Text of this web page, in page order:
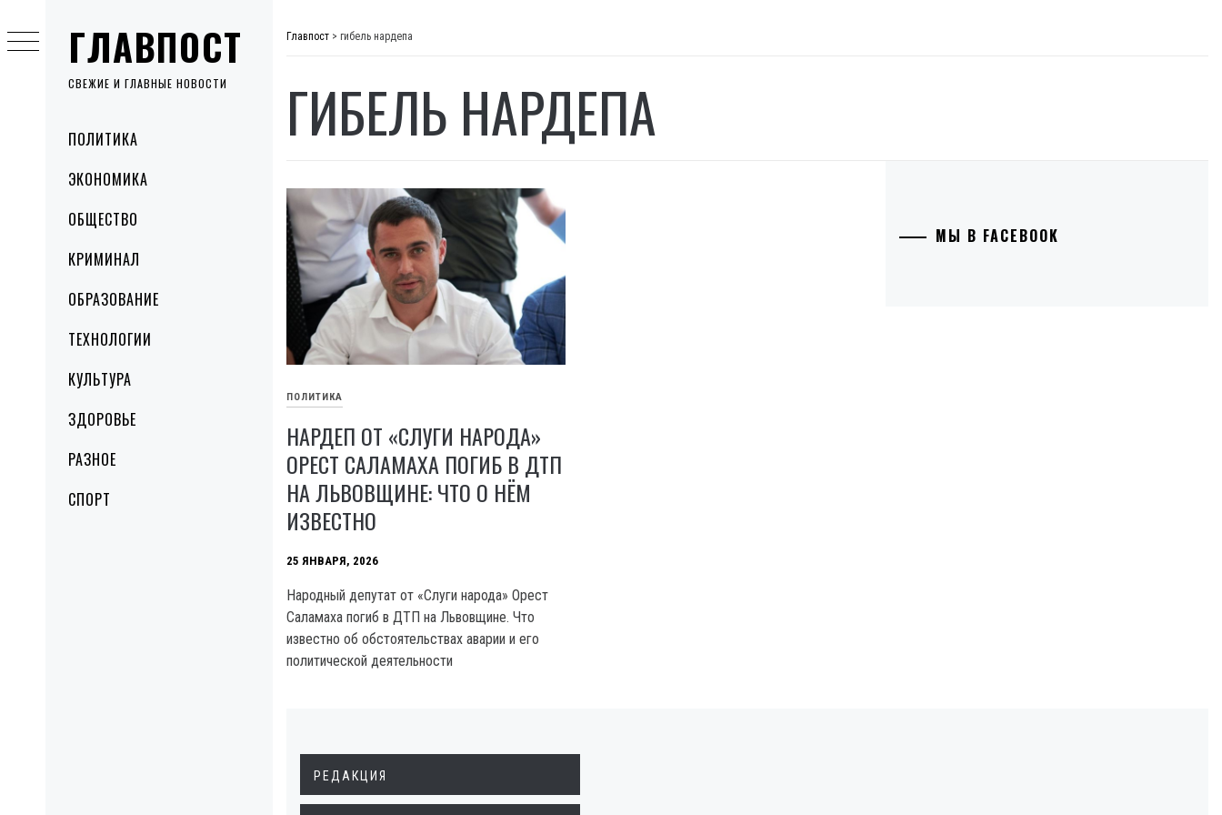
ГЛАВПОСТ
СВЕЖИЕ И ГЛАВНЫЕ НОВОСТИ
MenuПОЛИТИКА
ЭКОНОМИКА
ОБЩЕСТВО
КРИМИНАЛ
ОБРАЗОВАНИЕ
ТЕХНОЛОГИИ
КУЛЬТУРА
ЗДОРОВЬЕ
РАЗНОЕ
СПОРТ
to
content
Главпост > гибель нардепа
ГИБЕЛЬ НАРДЕПА
ПОЛИТИКА
НАРДЕП ОТ «СЛУГИ НАРОДА»
ОРЕСТ САЛАМАХА ПОГИБ В ДТП
НА ЛЬВОВЩИНЕ: ЧТО О НЁМ
ИЗВЕСТНО
25 ЯНВАРЯ, 2026
Народный депутат от «Слуги народа» Орест
Саламаха погиб в ДТП на Львовщине. Что
известно об обстоятельствах аварии и его
политической деятельности
МЫ В FACEBOOK
РЕДАКЦИЯ